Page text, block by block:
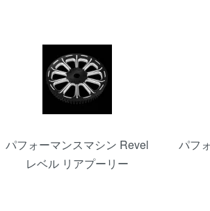
パフォーマンスマシン Revel
レベル リアプーリー
パフ